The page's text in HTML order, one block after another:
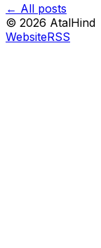
← All posts
© 2026 AtalHind
WebsiteRSS